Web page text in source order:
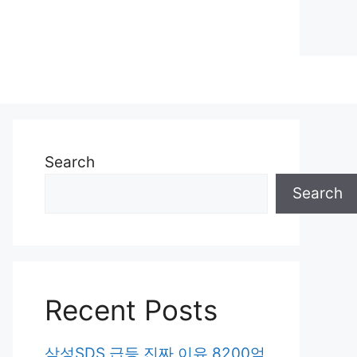
Search
Search
Recent Posts